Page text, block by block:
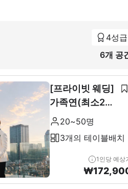
4성급
6개 공
[프라이빗 웨딩]
가족연(최소20~
최대 50인)
20~50명
3개의 테이블배치
1인당 예상
₩